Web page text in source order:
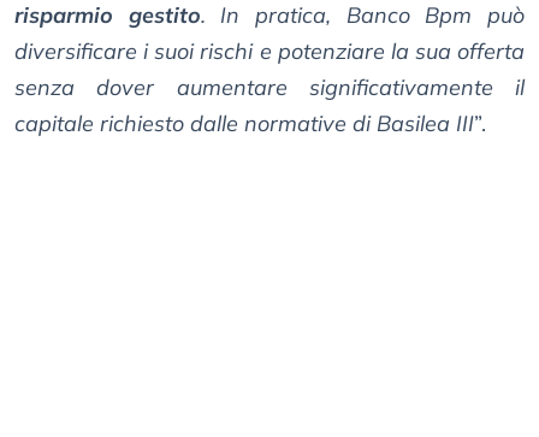
risparmio gestito. In pratica, Banco Bpm può
diversificare i suoi rischi e potenziare la sua offerta
senza dover aumentare significativamente il
capitale richiesto dalle normative di Basilea III”.